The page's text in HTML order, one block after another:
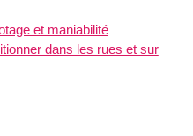
et maniabilité
dans les rues et sur